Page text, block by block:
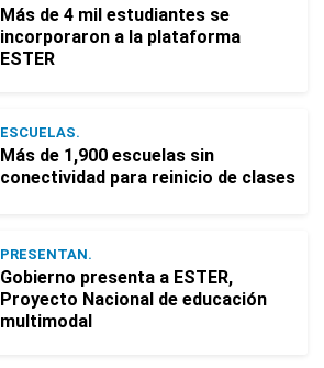
Más de 4 mil estudiantes se
incorporaron a la plataforma
ESTER
ESCUELAS.
Más de 1,900 escuelas sin
conectividad para reinicio de clases
PRESENTAN.
Gobierno presenta a ESTER,
Proyecto Nacional de educación
multimodal